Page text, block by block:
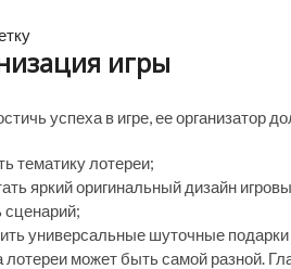
игры
успеха в игре, ее организатор
тематику лотереи;
яркий оригинальный дизайн
сценарий;
универсальные шуточные
лотереи может быть самой разной.